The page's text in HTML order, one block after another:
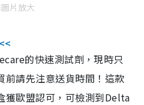
片放大
的快速測試劑，現時只
前請先注意送貨時間！這款
獲歐盟認可，可檢測到Delta